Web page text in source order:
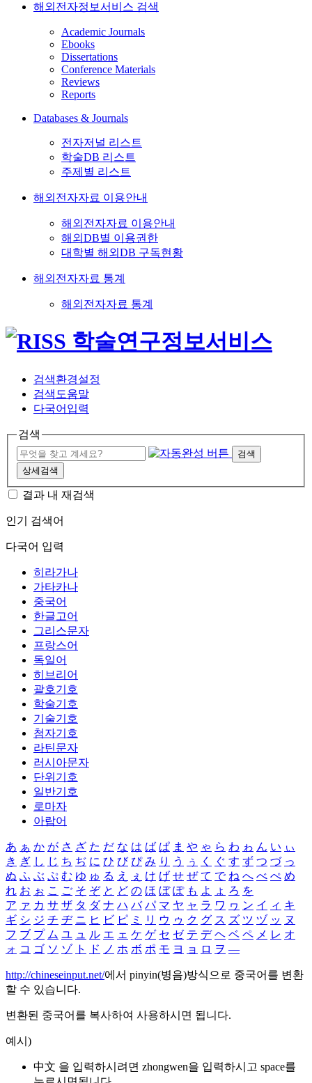
해외전자정보서비스 검색
Academic Journals
Ebooks
Dissertations
Conference Materials
Reviews
Reports
Databases & Journals
전자저널 리스트
학술DB 리스트
주제별 리스트
해외전자자료 이용안내
해외전자자료 이용안내
해외DB별 이용권한
대학별 해외DB 구독현황
해외전자자료 통계
해외전자자료 통계
검색환경설정
검색도움말
다국어입력
검색
검색
상세검색
결과 내 재검색
인기 검색어
다국어 입력
히라가나
가타카나
중국어
한글고어
그리스문자
프랑스어
독일어
히브리어
괄호기호
학술기호
기술기호
첨자기호
라틴문자
러시아문자
단위기호
일반기호
로마자
아랍어
あ ぁ か が さ ざ た だ な は ば ぱ ま や ゃ ら わ ゎ ん い ぃ
き ぎ し じ ち ぢ に ひ び ぴ み り う ぅ く ぐ す ず つ づ っ
ぬ ふ ぶ ぷ む ゆ ゅ る え ぇ け げ せ ぜ て で ね へ べ ぺ め
れ お ぉ こ ご そ ぞ と ど の ほ ぼ ぽ も よ ょ ろ を
ア ァ カ サ ザ タ ダ ナ ハ バ パ マ ヤ ャ ラ ワ ヮ ン イ ィ キ
ギ シ ジ チ ヂ ニ ヒ ビ ピ ミ リ ウ ゥ ク グ ス ズ ツ ヅ ッ ヌ
フ ブ プ ム ユ ュ ル エ ェ ケ ゲ セ ゼ テ デ ヘ ベ ペ メ レ オ
ォ コ ゴ ソ ゾ ト ド ノ ホ ボ ポ モ ヨ ョ ロ ヲ ―
http://chineseinput.net/에서 pinyin(병음)방식으로 중국어를 변환
할 수 있습니다.
변환된 중국어를 복사하여 사용하시면 됩니다.
예시)
中文 을 입력하시려면 zhongwen을 입력하시고 space를